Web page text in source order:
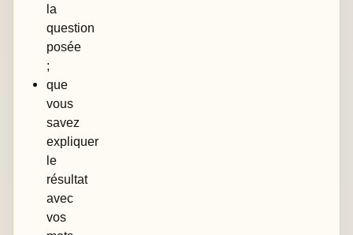
la
question
posée
;
que
vous
savez
expliquer
le
résultat
avec
vos